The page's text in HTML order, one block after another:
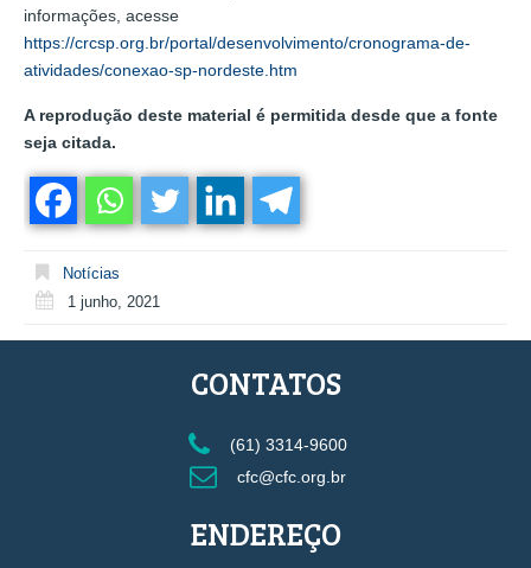
informações, acesse
https://crcsp.org.br/portal/desenvolvimento/cronograma-de-
atividades/conexao-sp-nordeste.htm
A reprodução deste material é permitida desde que a fonte
seja citada.
Notícias
1 junho, 2021
CONTATOS
(61) 3314-9600
cfc@cfc.org.br
ENDEREÇO